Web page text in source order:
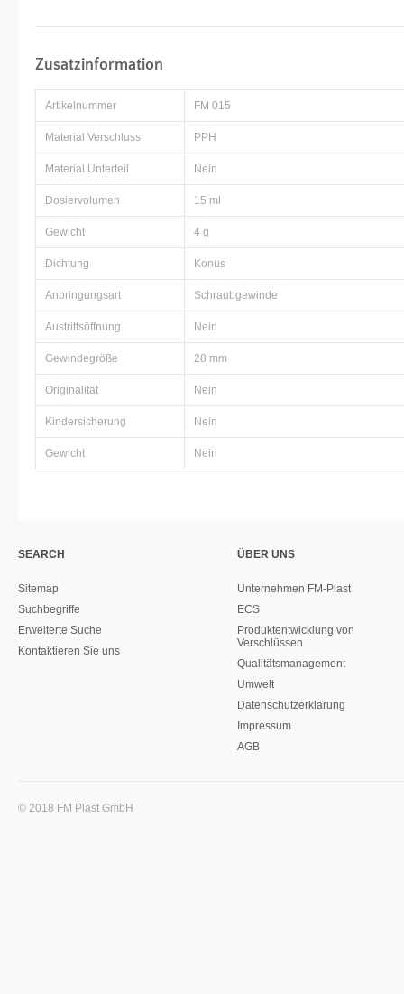
Zusatzinformation
Artikelnummer FM 015
Material Verschluss PPH
Material Unterteil Nein
Dosiervolumen 15 ml
Gewicht 4 g
Dichtung Konus
Anbringungsart Schraubgewinde
Austrittsöffnung Nein
Gewindegröße 28 mm
Originalität Nein
Kindersicherung Nein
Gewicht Nein
SEARCH
Sitemap
Suchbegriffe
Erweiterte Suche
Kontaktieren Sie uns
ÜBER UNS
Unternehmen FM-Plast
ECS
Produktentwicklung von
Verschlüssen
Qualitätsmanagement
Umwelt
Datenschutzerklärung
Impressum
AGB
© 2018 FM Plast GmbH